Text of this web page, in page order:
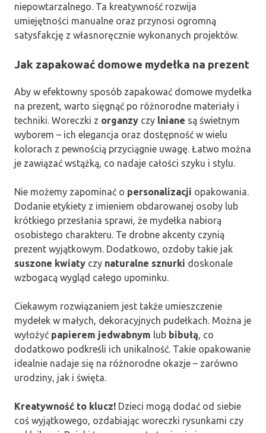
niepowtarzalnego. Ta kreatywność rozwija
umiejętności manualne oraz przynosi ogromną
satysfakcję z własnoręcznie wykonanych projektów.
Jak zapakować domowe mydełka na prezent
Aby w efektowny sposób zapakować domowe mydełka
na prezent, warto sięgnąć po różnorodne materiały i
techniki. Woreczki z organzy czy lniane są świetnym
wyborem – ich elegancja oraz dostępność w wielu
kolorach z pewnością przyciągnie uwagę. Łatwo można
je zawiązać wstążką, co nadaje całości szyku i stylu.
Nie możemy zapominać o personalizacji opakowania.
Dodanie etykiety z imieniem obdarowanej osoby lub
krótkiego przesłania sprawi, że mydełka nabiorą
osobistego charakteru. Te drobne akcenty czynią
prezent wyjątkowym. Dodatkowo, ozdoby takie jak
suszone kwiaty czy naturalne sznurki doskonale
wzbogacą wygląd całego upominku.
Ciekawym rozwiązaniem jest także umieszczenie
mydełek w małych, dekoracyjnych pudełkach. Można je
wyłożyć papierem jedwabnym lub bibułą, co
dodatkowo podkreśli ich unikalność. Takie opakowanie
idealnie nadaje się na różnorodne okazje – zarówno
urodziny, jak i święta.
Kreatywność to klucz! Dzieci mogą dodać od siebie
coś wyjątkowego, ozdabiając woreczki rysunkami czy